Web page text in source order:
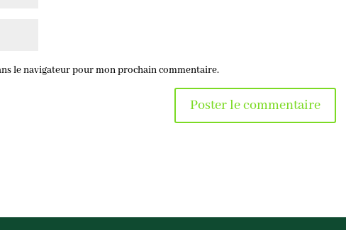
le navigateur pour mon prochain commentaire.